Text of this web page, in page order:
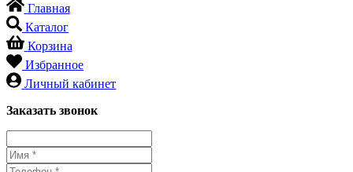
Главная
Каталог
Корзина
Избранное
Личный кабинет
Заказать звонок